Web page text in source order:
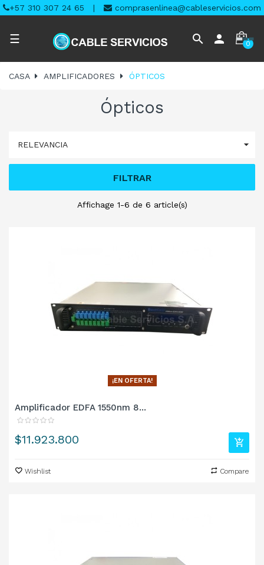
+57 310 307 24 65 | comprasenlinea@cableservicios.com
Navegación
palanca
☰ search person 0
CASA AMPLIFICADORES ÓPTICOS
Ópticos
RELEVANCIA 
FILTRAR
Affichage 1-6 de 6 article(s)
¡EN OFERTA!
Amplificador EDFA 1550nm 8...
Precio
$11.923.800
Wishlist Compare